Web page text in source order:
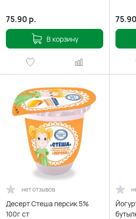
75.90 р.
В корзину
75.90
нет отзывов
Десерт Стеша персик 5%
100г ст